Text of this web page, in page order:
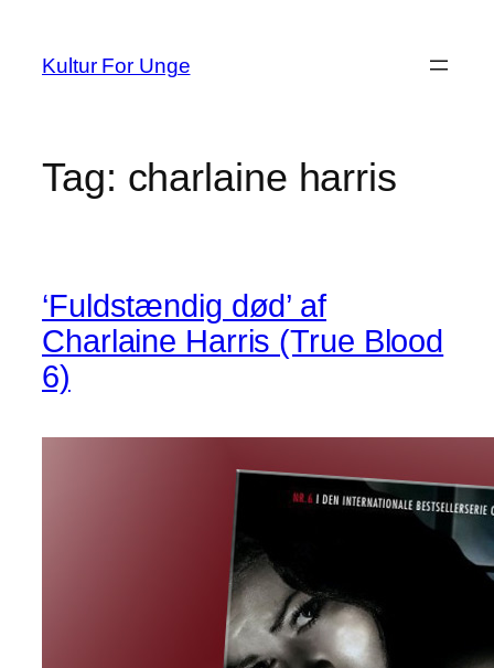
indhold
Kultur For Unge
Tag: charlaine harris
‘Fuldstændig død’ af
Charlaine Harris (True Blood
6)